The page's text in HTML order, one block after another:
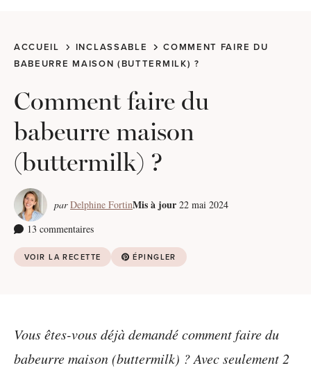
ACCUEIL INCLASSABLE
COMMENT FAIRE DU
BABEURRE MAISON (BUTTERMILK) ?
Comment faire du
babeurre maison
(buttermilk) ?
par Delphine FortinMis à jour 22 mai 2024
13 commentaires
VOIR LA RECETTE ÉPINGLER
Vous êtes-vous déjà demandé comment faire du
babeurre maison (buttermilk) ? Avec seulement 2